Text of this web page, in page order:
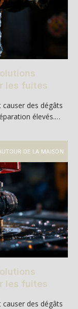
les fuites
des dégâts
élevés.…
DE LA MAISON
les fuites
des dégâts